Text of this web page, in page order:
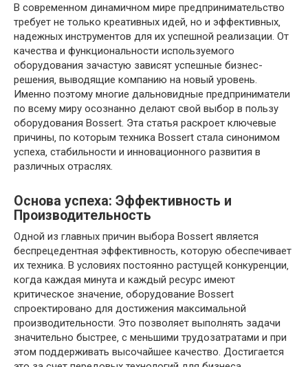
В современном динамичном мире предпринимательство
требует не только креативных идей‚ но и эффективных‚
надежных инструментов для их успешной реализации. От
качества и функциональности используемого
оборудования зачастую зависят успешные бизнес-
решения‚ выводящие компанию на новый уровень.
Именно поэтому многие дальновидные предприниматели
по всему миру осознанно делают свой выбор в пользу
оборудования Bossert. Эта статья раскроет ключевые
причины‚ по которым техника Bossert стала синонимом
успеха‚ стабильности и инновационного развития в
различных отраслях.
Основа успеха: Эффективность и
Производительность
Одной из главных причин выбора Bossert является
беспрецедентная эффективность‚ которую обеспечивает
их техника. В условиях постоянно растущей конкуренции‚
когда каждая минута и каждый ресурс имеют
критическое значение‚ оборудование Bossert
спроектировано для достижения максимальной
производительности. Это позволяет выполнять задачи
значительно быстрее‚ с меньшими трудозатратами и при
этом поддерживать высочайшее качество. Достигается